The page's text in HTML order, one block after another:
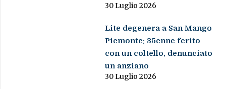
30 Luglio 2026
Lite degenera a San Mango
Piemonte: 35enne ferito
con un coltello, denunciato
un anziano
30 Luglio 2026